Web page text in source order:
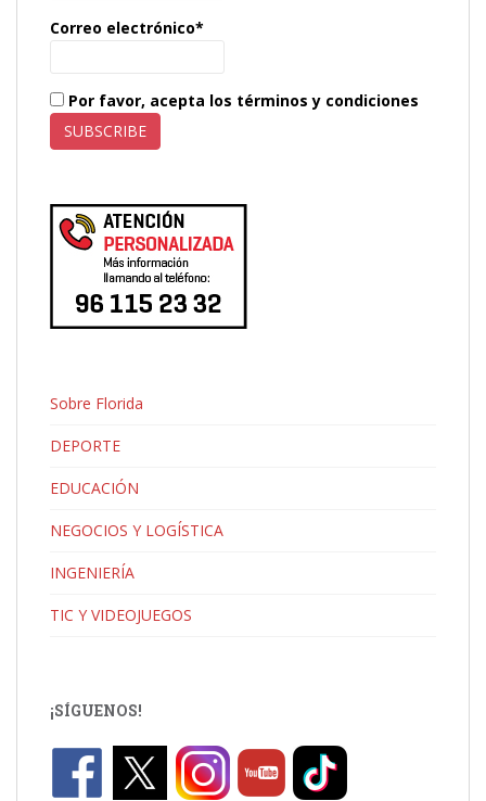
Correo electrónico*
Por favor, acepta los términos y condiciones
Sobre Florida
DEPORTE
EDUCACIÓN
NEGOCIOS Y LOGÍSTICA
INGENIERÍA
TIC Y VIDEOJUEGOS
¡SÍGUENOS!